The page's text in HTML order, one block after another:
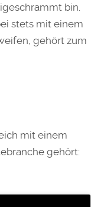
bin.
stets mit einem
gehört zum
mit einem
gehört: